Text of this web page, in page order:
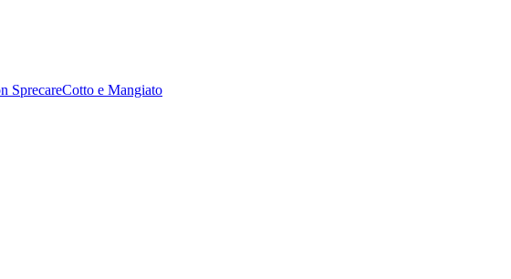
SprecareCotto e Mangiato